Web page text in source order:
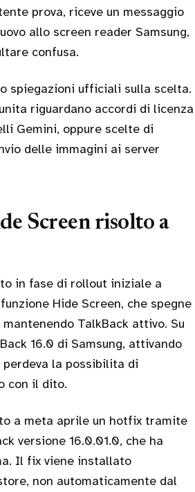
prova, riceve un messaggio
allo screen reader Samsung,
confusa.
spiegazioni ufficiali sulla scelta.
riguardano accordi di licenza
Gemini, oppure scelte di
delle immagini ai server
Screen risolto a
in fase di rollout iniziale a
Hide Screen, che spegne
TalkBack attivo. Su
16.0 di Samsung, attivando
perdeva la possibilita di
con il dito.
a meta aprile un hotfix tramite
versione 16.0.01.0, che ha
Il fix viene installato
non automaticamente dal